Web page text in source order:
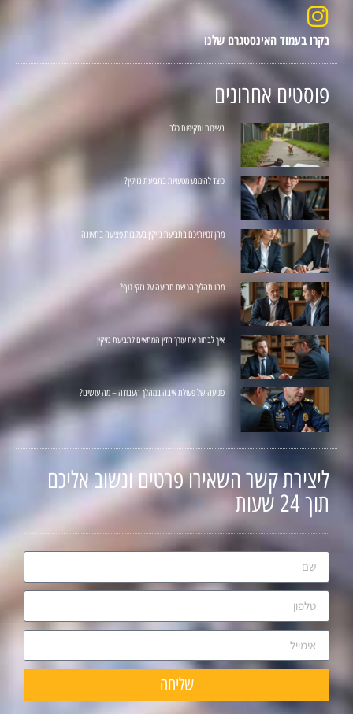
בקרו בעמוד האינסטגרם שלנו
פוסטים אחרונים
נשיכות ותקיפות כלב
כיצד להימנע מטעויות בתביעת נזיקין?
מהן זכויותיכם בתביעת נזיקין בעקבות פציעה בתאונה
מהו תהליך הגשת תביעה על נזקי גוף?
איך לבחור את עורך הדין המתאים לתביעת נזיקין
פגיעה של פעולת איבה במהלך העבודה – מה עושים?
ליצירת קשר השאירו פרטים ונשוב אליכם
תוך 24 שעות
שליחה